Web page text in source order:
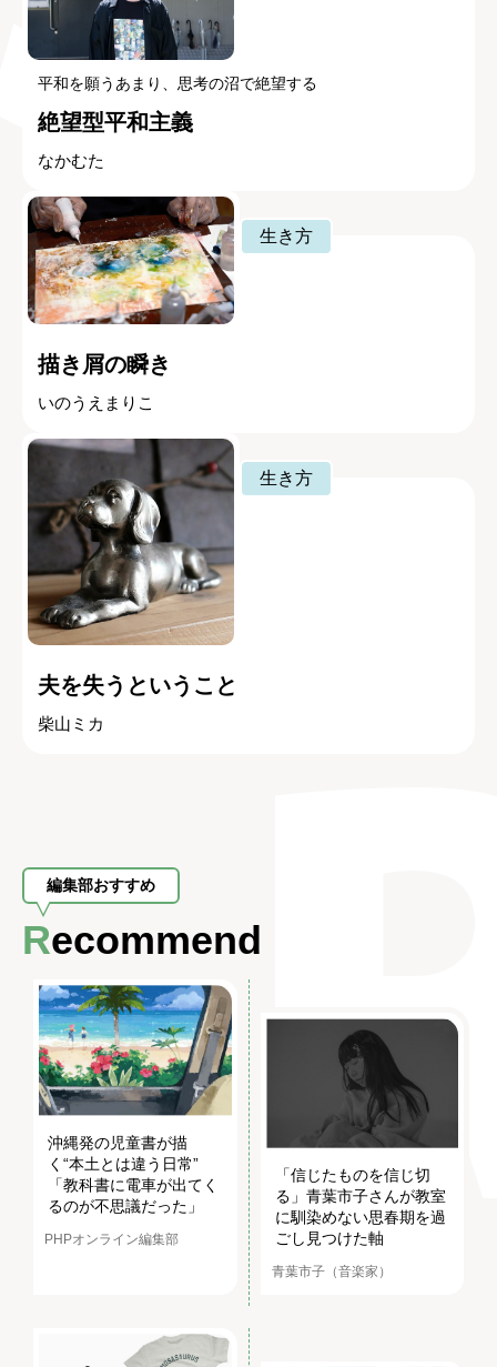
平和を願うあまり、思考の沼で絶望する
絶望型平和主義
なかむた
生き方
描き屑の瞬き
いのうえまりこ
生き方
夫を失うということ
柴山ミカ
編集部おすすめ
Recommend
沖縄発の児童書が描
く“本土とは違う日常”
「教科書に電車が出てく
るのが不思議だった」
PHPオンライン編集部
「信じたものを信じ切
る」青葉市子さんが教室
に馴染めない思春期を過
ごし見つけた軸
青葉市子（音楽家）